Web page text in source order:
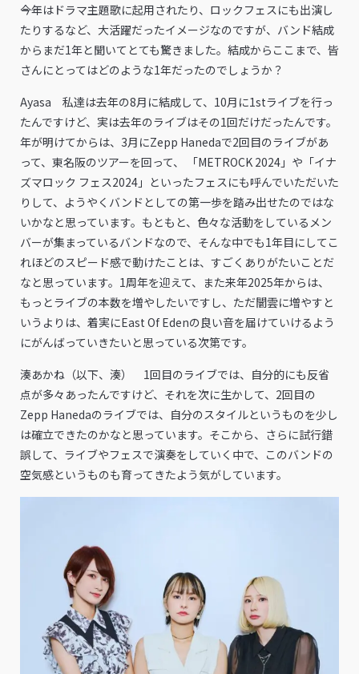
――今年はドラマ主題歌に起用されたり、ロックフェスにも出演し
たりするなど、大活躍だったイメージなのですが、バンド結成
からまだ1年と聞いてとても驚きました。結成からここまで、皆
さんにとってはどのような1年だったのでしょうか？
Ayasa 私達は去年の8月に結成して、10月に1stライブを行っ
たんですけど、実は去年のライブはその1回だけだったんです。
年が明けてからは、3月にZepp Hanedaで2回目のライブがあ
って、東名阪のツアーを回って、 「METROCK 2024」や「イナ
ズマロック フェス2024」といったフェスにも呼んでいただいた
りして、ようやくバンドとしての第一歩を踏み出せたのではな
いかなと思っています。もともと、色々な活動をしているメン
バーが集まっているバンドなので、そんな中でも1年目にしてこ
れほどのスピード感で動けたことは、すごくありがたいことだ
なと思っています。1周年を迎えて、また来年2025年からは、
もっとライブの本数を増やしたいですし、ただ闇雲に増やすと
いうよりは、着実にEast Of Edenの良い音を届けていけるよう
にがんばっていきたいと思っている次第です。
湊あかね（以下、湊） 1回目のライブでは、自分的にも反省
点が多々あったんですけど、それを次に生かして、2回目の
Zepp Hanedaのライブでは、自分のスタイルというものを少し
は確立できたのかなと思っています。そこから、さらに試行錯
誤して、ライブやフェスで演奏をしていく中で、このバンドの
空気感というものも育ってきたよう気がしています。